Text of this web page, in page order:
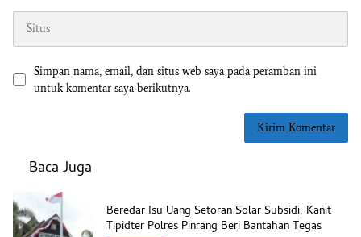
Simpan nama, email, dan situs web saya pada peramban ini
untuk komentar saya berikutnya.
Baca Juga
Beredar Isu Uang Setoran Solar Subsidi, Kanit
Tipidter Polres Pinrang Beri Bantahan Tegas